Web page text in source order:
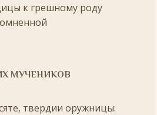
2025 года: что будет в храме
к грешному роду
МУЧЕНИКОВ
твердии оружницы: